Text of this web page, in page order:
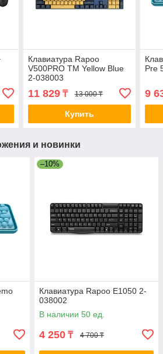
Клавиатура Rapoo
V500PRO TM Yellow Blue
2-038003
11 829₸ 13 000 ₸
Купить
Pre
9
и новинки
–10%
Клавиатура Rapoo E1050 2-
038002
В наличии 50 ед.
4 250 ₸ 4 700 ₸